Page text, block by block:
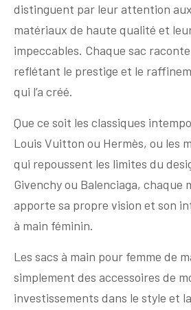
distinguent par leur attention
matériaux de haute qualité et
impeccables. Chaque sac
reflétant le prestige et le
qui l’a créé.
Que ce soit les classiques
Louis Vuitton ou Hermès, ou les
qui repoussent les limites du
Givenchy ou Balenciaga, chaque
apporte sa propre vision et son
à main féminin.
Les sacs à main pour femme de
simplement des accessoires de
investissements dans le style et